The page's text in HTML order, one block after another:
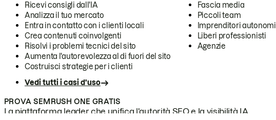
Ricevi consigli dall'IA
Analizza il tuo mercato
Entra in contatto con i clienti locali
Crea contenuti coinvolgenti
Risolvi i problemi tecnici del sito
Aumenta l'autorevolezza al di fuori del sito
Costruisci strategie per i clienti
Vedi tutti i casi d'uso
Fascia media
Piccoli team
Imprenditori autonomi
Liberi professionisti
Agenzie
PROVA SEMRUSH ONE GRATIS
La piattaforma leader che unifica l'autorità SEO e la visibilità IA.